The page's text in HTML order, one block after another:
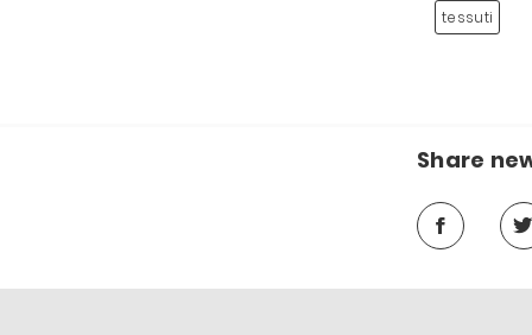
tessuti
Share